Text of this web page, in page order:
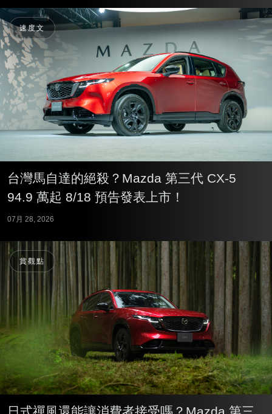
速度文
台灣馬自達的絕殺？Mazda 第三代 CX-5
94.9 萬起 8/18 預告發表上市！
07月 28, 2026
賞觀點